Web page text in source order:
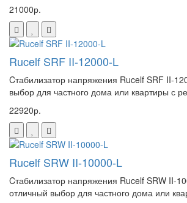
21000р.
Rucelf SRF II-12000-L
Cтабилизатор напряжения Rucelf SRF II-
выбор для частного дома или квартиры с
22920р.
Rucelf SRW II-10000-L
Cтабилизатор напряжения Rucelf SRW II-
отличный выбор для частного дома или